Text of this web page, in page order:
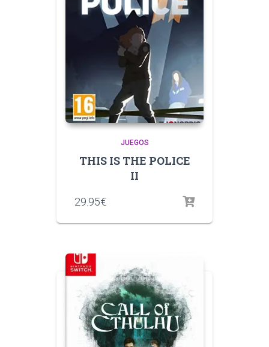
JUEGOS
THIS IS THE POLICE
II
29.95€